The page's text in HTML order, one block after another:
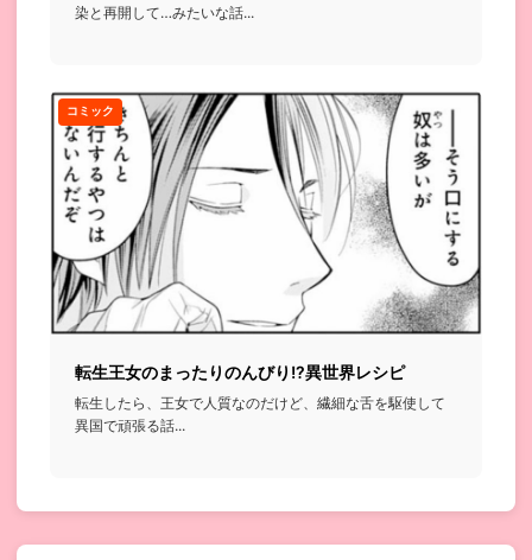
染と再開して…みたいな話...
コミック
転生王女のまったりのんびり!?異世界レシピ
転生したら、王女で人質なのだけど、繊細な舌を駆使して
異国で頑張る話...